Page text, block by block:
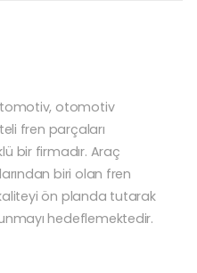
otomotiv
fren parçaları
bir firmadır. Araç
biri olan fren
ön planda tutarak
hedeflemektedir.